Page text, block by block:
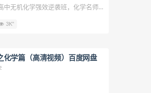
中无机化学强效逆袭班，化学名师
近高考考纲，书本重点内容一个不
怪题，这套课程一个不讲】。欢迎
入手的同学们。使用人群及教材版
3K"
化学篇（高清视频）百度网盘